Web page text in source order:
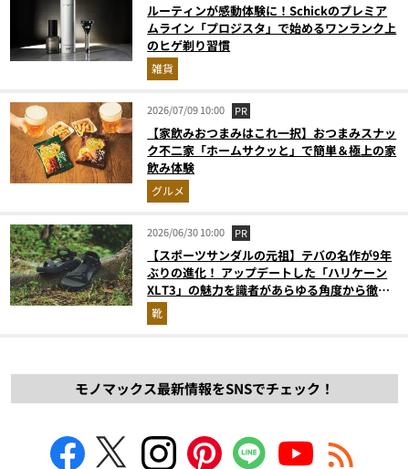
ルーティンが感動体験に！Schickのプレミア
ムライン「プロジスタ」で始めるワンランク上
のヒゲ剃り習慣
雑貨
2026/07/09 10:00 PR
【家飲みおつまみはこれ一択】おつまみスナッ
ク不二家「ホームサクッと」で簡単＆極上の家
飲み体験
グルメ
2026/06/30 10:00 PR
【スポーツサンダルの元祖】テバの名作が9年
ぶりの進化！ アップデートした「ハリケーン
XLT3」の魅力を識者があらゆる角度から徹底
解説！
靴
モノマックス最新情報をSNSでチェック！